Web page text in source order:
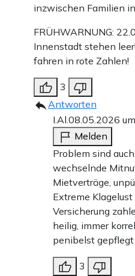
inzwischen Familien
FRÜHWARNUNG:
Innenstadt stehen
fahren in rote Zahlen!
3
Antworten
I.Al. 08.05.2026
Melden
Problem sind
wechselnde
Mietverträge,
Extreme
Versicherung
heilig, immer
penibelst gepflegt
3